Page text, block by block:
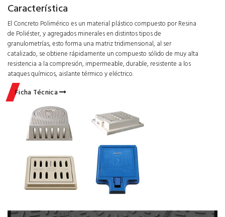
Característica
El Concreto Polimérico es un material plástico compuesto por Resina
de Poliéster, y agregados minerales en distintos tipos de
granulometrías, esto forma una matriz tridimensional, al ser
catalizado, se obtiene rápidamente un compuesto sólido de muy alta
resistencia a la compresión, impermeable, durable, resistente a los
ataques químicos, aislante térmico y eléctrico.
Ficha Técnica